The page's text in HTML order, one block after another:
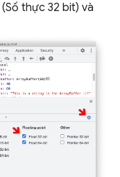
(Số thực 32 bit) và